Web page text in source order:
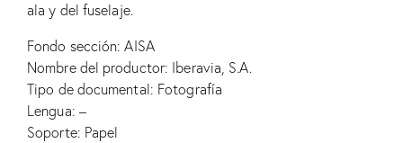
ala y del fuselaje.
Fondo sección: AISA
Nombre del productor: Iberavia, S.A.
Tipo de documental: Fotografía
Lengua: –
Soporte: Papel